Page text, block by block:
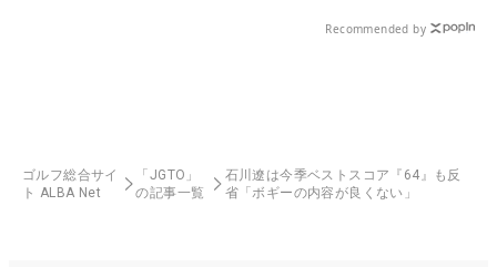
Recommended by
ゴルフ総合サイ
ト ALBA Net
「JGTO」
の記事一覧
石川遼は今季ベストスコア『64』も反
省「ボギーの内容が良くない」